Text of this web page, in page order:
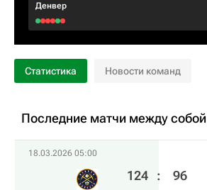
Денвер
Статистика Новости команд
Последние матчи между собой
18.03.2026 05:00
124 : 96